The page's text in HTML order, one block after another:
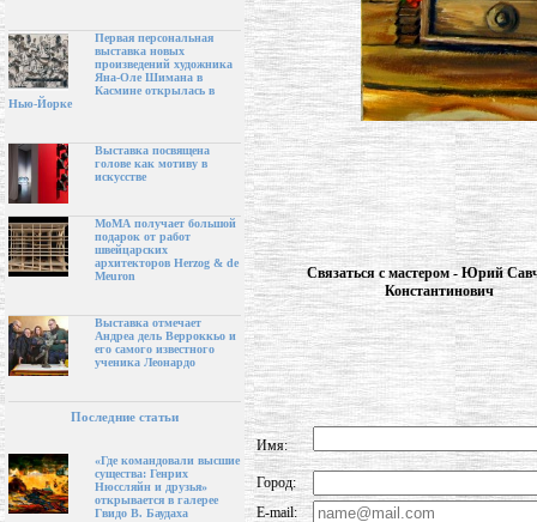
Первая персональная
выставка новых
произведений художника
Яна-Оле Шимана в
Касмине открылась в
Нью-Йорке
Выставка посвящена
голове как мотиву в
искусстве
МоМА получает большой
подарок от работ
швейцарских
архитекторов Herzog & de
Meuron
Выставка отмечает
Андреа дель Верроккьо и
его самого известного
ученика Леонардо
Последние статьи
«Где командовали высшие
существа: Генрих
Нюссляйн и друзья»
открывается в галерее
Гвидо В. Баудаха
Связаться с мастером - Юрий
Константинович
Имя:
Город:
E-mail: